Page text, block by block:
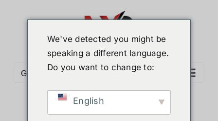
Go to...
Sort byDefault Order
We've detected you might be
speaking a different language.
Do you want to change to:
English